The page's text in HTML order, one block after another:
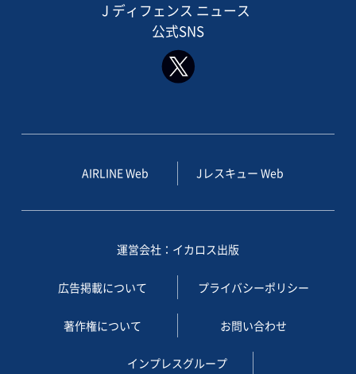
J ディフェンス ニュース
公式SNS
AIRLINE Web Jレスキュー Web
運営会社：イカロス出版
広告掲載について プライバシーポリシー
著作権について お問い合わせ
インプレスグループ